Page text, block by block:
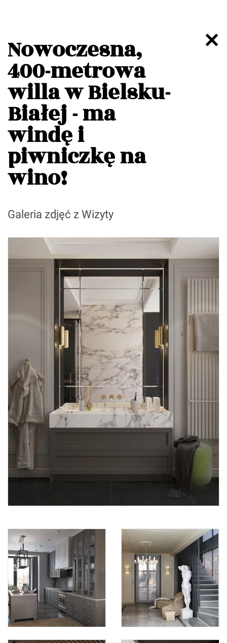
Nowoczesna,
400-metrowa
willa w Bielsku-
Białej - ma
windę i
piwniczkę na
wino!
Galeria zdjęć z Wizyty